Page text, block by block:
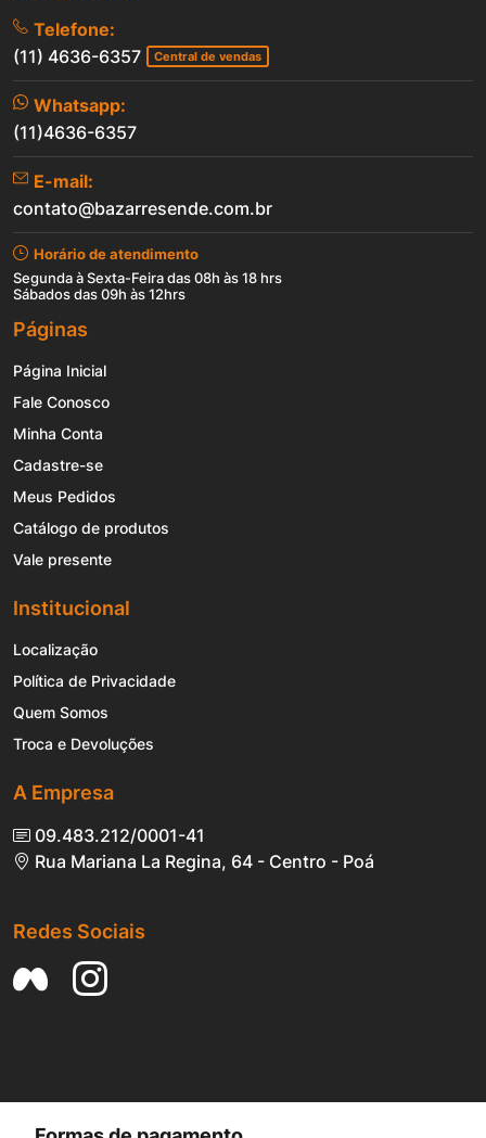
Telefone:
(11) 4636-6357
Central de vendas
Whatsapp:
(11)4636-6357
E-mail:
contato@bazarresende.com.br
Horário de atendimento
Segunda à Sexta-Feira das 08h às 18 hrs
Sábados das 09h às 12hrs
Páginas
Página Inicial
Fale Conosco
Minha Conta
Cadastre-se
Meus Pedidos
Catálogo de produtos
Vale presente
Institucional
Localização
Política de Privacidade
Quem Somos
Troca e Devoluções
A Empresa
09.483.212/0001-41
Rua Mariana La Regina, 64 - Centro - Poá
Redes Sociais